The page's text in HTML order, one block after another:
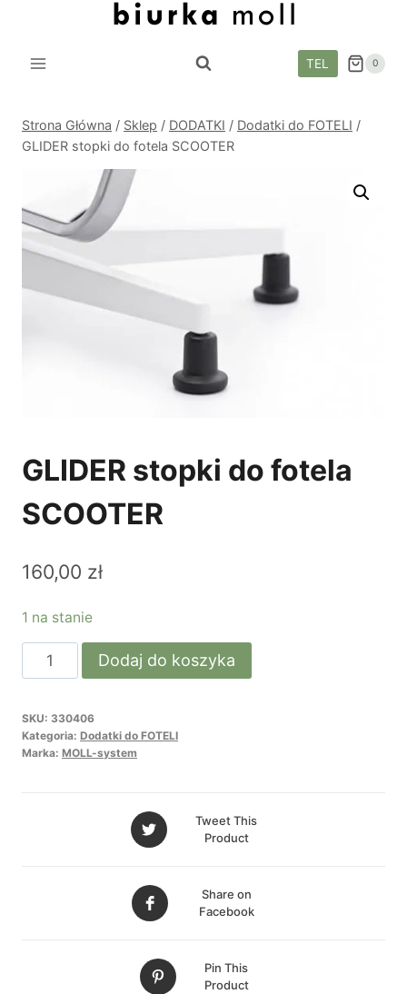
treści
TEL 0
Strona Główna / Sklep / DODATKI / Dodatki do FOTELI /
GLIDER stopki do fotela SCOOTER
GLIDER stopki do fotela
SCOOTER
160,00 zł
1 na stanie
ilość
GLIDER
do
fotela
Dodaj do koszyka
SKU: 330406
Kategoria: Dodatki do FOTELI
Marka: MOLL-system
Tweet This
Product
Share on
Facebook
Pin This
Product